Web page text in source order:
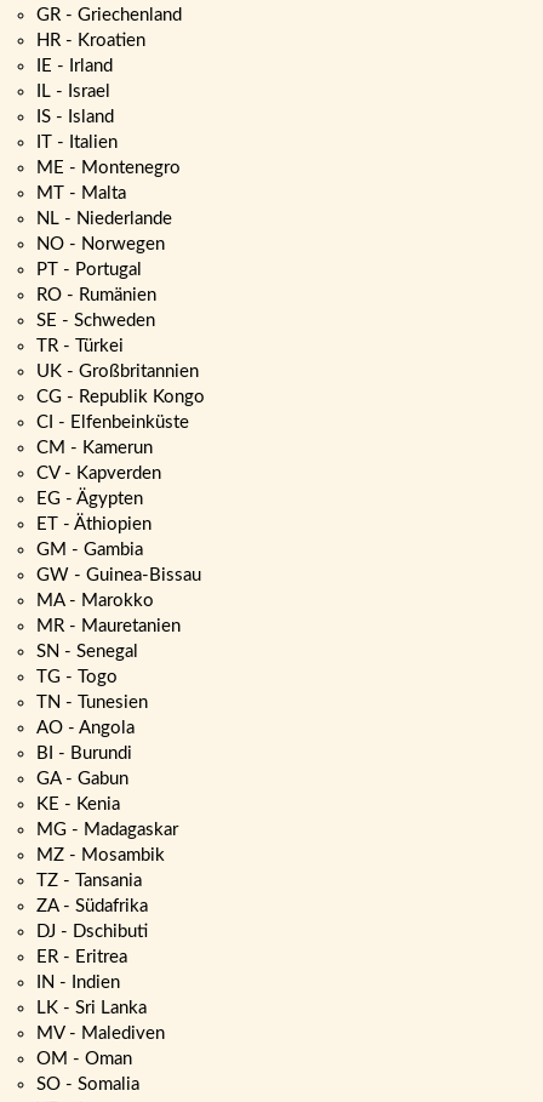
GR - Griechenland
HR - Kroatien
IE - Irland
IL - Israel
IS - Island
IT - Italien
ME - Montenegro
MT - Malta
NL - Niederlande
NO - Norwegen
PT - Portugal
RO - Rumänien
SE - Schweden
TR - Türkei
UK - Großbritannien
CG - Republik Kongo
CI - Elfenbeinküste
CM - Kamerun
CV - Kapverden
EG - Ägypten
ET - Äthiopien
GM - Gambia
GW - Guinea-Bissau
MA - Marokko
MR - Mauretanien
SN - Senegal
TG - Togo
TN - Tunesien
AO - Angola
BI - Burundi
GA - Gabun
KE - Kenia
MG - Madagaskar
MZ - Mosambik
TZ - Tansania
ZA - Südafrika
DJ - Dschibuti
ER - Eritrea
IN - Indien
LK - Sri Lanka
MV - Malediven
OM - Oman
SO - Somalia